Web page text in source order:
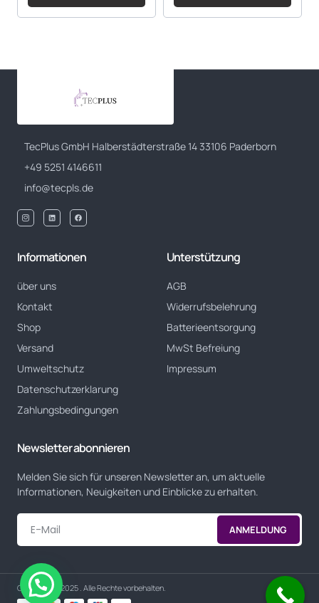
TecPlus GmbH Halberstädterstraße 14 33106 Paderborn
+49 5251 4146611
info@tecpls.de
Informationen
über uns
Kontakt
Shop
Versand
Umweltschutz
Datenschutzerklarung
Zahlungsbedingungen
Unterstützung
AGB
Widerrufsbelehrung
Batterieentsorgung
MwSt Befreiung
Impressum
Newsletter abonnieren
Melden Sie sich für unseren Newsletter an, um aktuelle
Informationen, Neuigkeiten und Einblicke zu erhalten.
ANMELDUNG
Copyright © 2025 . Alle Rechte vorbehalten.